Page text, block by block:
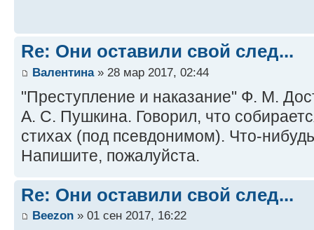
Re: Они оставили свой след...
Валентина» 28 мар 2017, 02:44
"Преступление и наказание" Ф. М.
А. С. Пушкина. Говорил, что
стихах (под псевдонимом). Что-
Напишите, пожалуйста.
Re: Они оставили свой след...
Beezon » 01 сен 2017, 16:22